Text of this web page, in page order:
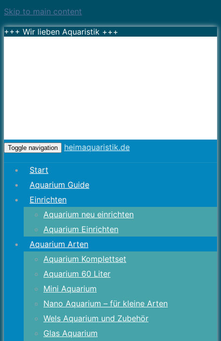
Skip to main content
+++ Wir lieben Aquaristik +++
Toggle navigation heimaquaristik.de
Start
Aquarium Guide
Einrichten
Aquarium neu einrichten
Aquarium Einrichten
Aquarium Arten
Aquarium Komplettset
Aquarium 60 Liter
Mini Aquarium
Nano Aquarium – für kleine Arten
Wels Aquarium und Zubehör
Glas Aquarium